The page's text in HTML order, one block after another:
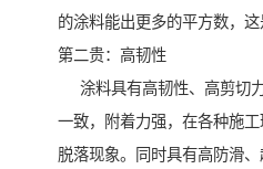
的涂料能出更多的平方数，这
第二贵：高韧性
涂料具有高韧性、高剪切
一致，附着力强，在各种施工
脱落现象。同时具有高防滑